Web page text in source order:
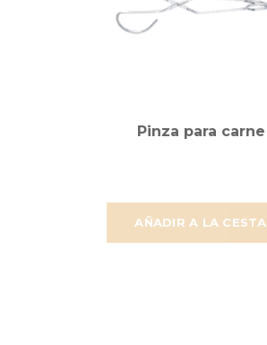
AÑADIR A LA CESTA
Pinza para carne